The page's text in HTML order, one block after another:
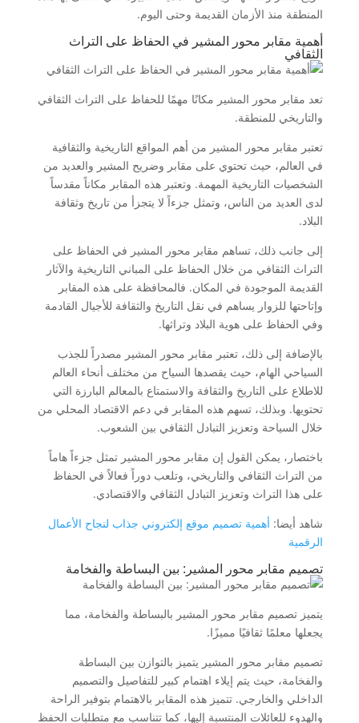
المنطقة منذ الأزمان القديمة وحتى اليوم.
أهمية مقابر محور المشير في الحفاظ على التراث
الثقافي
تعد مقابر محور المشير مكانًا مهمًا للحفاظ على التراث الثقافي
والتاريخي للمنطقة.
تعتبر مقابر محور المشير من أهم المواقع التاريخية والثقافية
في العالم، حيث تحتوي على مقابر وضريح المشير والعديد من
الشخصيات التاريخية المهمة. وتعتبر هذه المقابر مكاناً مقدساً
لدى العديد من الناس، وتمثل جزءاً لا يتجزأ من تاريخ وثقافة
البلاد.
إلى جانب ذلك، تساهم مقابر محور المشير في الحفاظ على
التراث الثقافي من خلال الحفاظ على المباني التاريخية والآثار
القديمة الموجودة في المكان. فالمحافظة على هذه المقابر
وإتاحتها للزوار يساهم في نقل التاريخ والثقافة للأجيال القادمة
وفي الحفاظ على هوية البلاد وتراثها.
بالإضافة إلى ذلك، تعتبر مقابر محور المشير مصدراً للجذب
السياحي الهام، حيث يقصدها السياح من مختلف أنحاء العالم
للاطلاع على التاريخ والثقافة والاستمتاع بالمعالم البارزة التي
تحتويها. وبذلك، تسهم هذه المقابر في دعم الاقتصاد المحلي من
خلال السياحة وتعزيز التبادل الثقافي بين الشعوب.
باختصار، يمكن القول إن مقابر محور المشير تمثل جزءاً هاماً
من التراث الثقافي والتاريخي، وتلعب دوراً فعالاً في الحفاظ
على هذا التراث وتعزيز التبادل الثقافي والاقتصادي.
شاهد أيضا: أهمية تصميم موقع إلكتروني جذاب لنجاح الأعمال
الرقمية
تصميم مقابر محور المشير: بين البساطة والفخامة
يتميز تصميم مقابر محور المشير بالبساطة والفخامة، مما
يجعلها معلمًا ثقافيًا مميزًا.
تصميم مقابر محور المشير يتميز بالتوازن بين البساطة
والفخامة، حيث يتم إيلاء اهتمام كبير للتفاصيل والتصميم
الداخلي والخارجي. تتميز هذه المقابر بالاهتمام بتوفير الراحة
والهدوء للعائلات المنتسبة إليها، كما تتناسب مع متطلبات الحفظ